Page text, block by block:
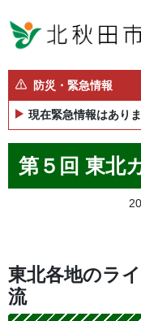
防災・緊急情報
現在緊急情報はありま
第５回 東北
東北各地のラ
流